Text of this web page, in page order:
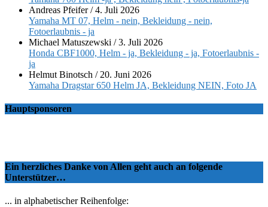
Andreas Pfeifer/4. Juli 2026
Yamaha MT 07, Helm - nein, Bekleidung - nein,
Fotoerlaubnis - ja
Michael Matuszewski /3. Juli 2026
Honda CBF1000, Helm - ja, Bekleidung - ja, Fotoerlaubnis -
ja
Helmut Binotsch / 20. Juni 2026
Yamaha Dragstar 650 Helm JA, Bekleidung NEIN, Foto JA
Hauptsponsoren
Ein herzliches Danke von Allen geht auch an folgende
Unterstützer…
... in alphabetischer Reihenfolge: